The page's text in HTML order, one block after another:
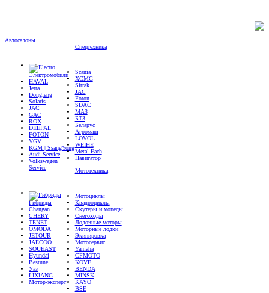
Автосалоны
Электромобили
HAVAL
Jetta
Dongfeng
Solaris
JAC
GAC
ROX
DEEPAL
FOTON
VGV
KGM | SsangYong
Audi Service
Volkswagen
Service
Гибриды
Changan
CHERY
TENET
OMODA
JETOUR
JAECOO
SOUEAST
Hyundai
Bestune
Уаз
LIXIANG
Мотор-эксперт
Спецтехника
Scania
XCMG
Sitrak
JAC
Foton
SDAC
МАЗ
БТЗ
Беларус
Агромаш
LOVOL
WEIHE
Metal-Fach
Навигатор
Мототехника
Мотоциклы
Квадроциклы
Скутеры и мопеды
Снегоходы
Лодочные моторы
Моторные лодки
Экипировка
Мотосервис
Yamaha
CFMOTO
KOVE
BENDA
MINSK
KAYO
BSE